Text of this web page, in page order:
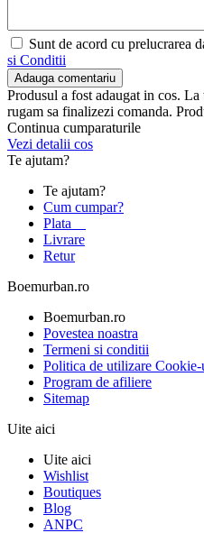
Sunt de acord cu prelucrarea
si Conditii
Adauga comentariu
Produsul a fost adaugat in cos.
rugam sa finalizezi comanda.
Continua cumparaturile
Vezi detalii cos
Te ajutam?
Te ajutam?
Cum cumpar?
Plata
Livrare
Retur
Boemurban.ro
Boemurban.ro
Povestea noastra
Termeni si conditii
Politica de utilizare Cookie-
Program de afiliere
Sitemap
Uite aici
Uite aici
Wishlist
Boutiques
Blog
ANPC